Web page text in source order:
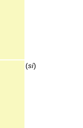
(sí)